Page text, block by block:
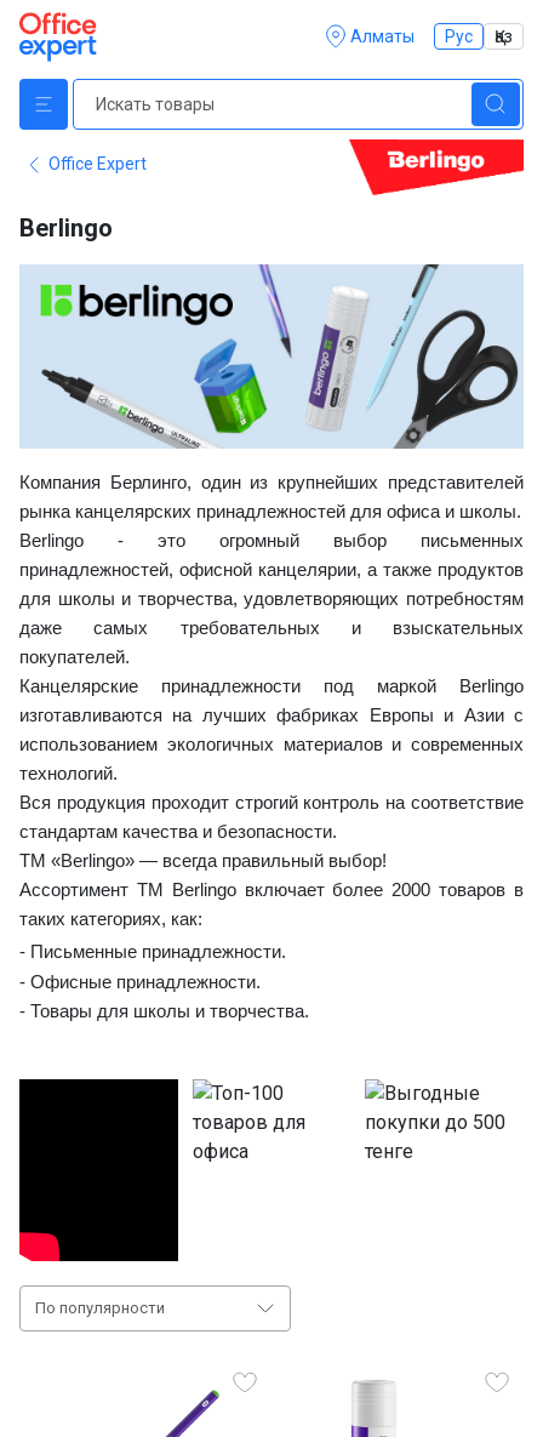
Алматы Рус Қаз
Office Expert
Berlingo
Компания Берлинго, один из крупнейших представителей
рынка канцелярских принадлежностей для офиса и школы.
Berlingo - это огромный выбор письменных
принадлежностей, офисной канцелярии, а также продуктов
для школы и творчества, удовлетворяющих потребностям
даже самых требовательных и взыскательных
покупателей.
Канцелярские принадлежности под маркой Berlingo
изготавливаются на лучших фабриках Европы и Азии с
использованием экологичных материалов и современных
технологий.
Вся продукция проходит строгий контроль на соответствие
стандартам качества и безопасности.
ТМ «Berlingo» — всегда правильный выбор!
Ассортимент ТМ Berlingo включает более 2000 товаров в
таких категориях, как:
- Письменные принадлежности.
- Офисные принадлежности.
- Товары для школы и творчества.
По популярности